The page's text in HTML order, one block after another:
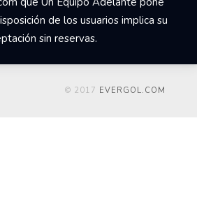
de los usuarios implica su
sin reservas.
© 2017 EVERGOL.COM